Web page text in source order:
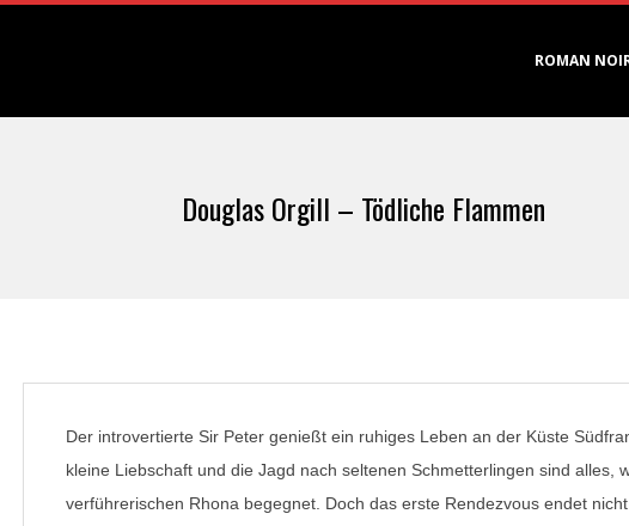
ROMAN
Douglas Orgill – Tödliche Flammen
Der introvertierte Sir Peter genießt ein ruhiges Leben an der Küste
kleine Liebschaft und die Jagd nach seltenen Schmetterlingen sind alles,
verführerischen Rhona begegnet. Doch das erste Rendezvous endet